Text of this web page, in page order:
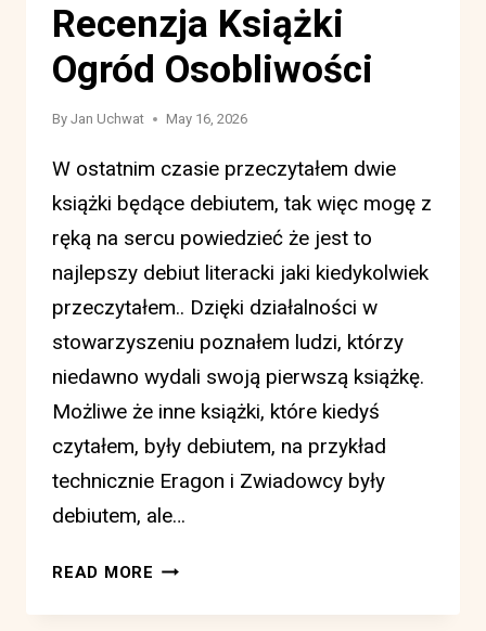
Recenzja Książki
Ogród Osobliwości
By Jan Uchwat May 16, 2026
W ostatnim czasie przeczytałem dwie
książki będące debiutem, tak więc mogę z
ręką na sercu powiedzieć że jest to
najlepszy debiut literacki jaki kiedykolwiek
przeczytałem.. Dzięki działalności w
stowarzyszeniu poznałem ludzi, którzy
niedawno wydali swoją pierwszą książkę.
Możliwe że inne książki, które kiedyś
czytałem, były debiutem, na przykład
technicznie Eragon i Zwiadowcy były
debiutem, ale…
READ MORE RECENZJA
OGRÓD